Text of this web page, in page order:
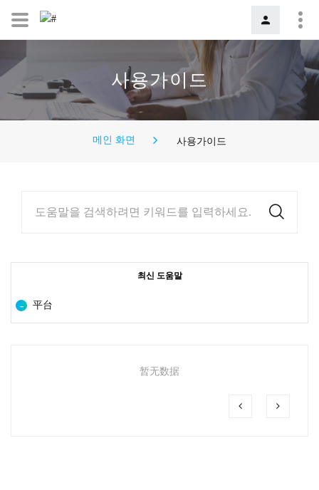
사용가이드
메인 화면 사용가이드
도움말을 검색하려면 키워드를 입력하세요.
최신 도움말
平台
暂无数据